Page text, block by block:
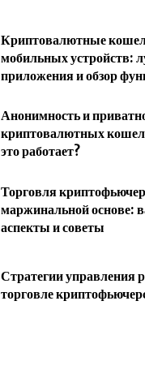
Криптовалютные
мобильных устройств:
приложения и обзор
Анонимность и
криптовалютных
это работает?
Торговля
маржинальной основе:
аспекты и советы
Стратегии управления
торговле